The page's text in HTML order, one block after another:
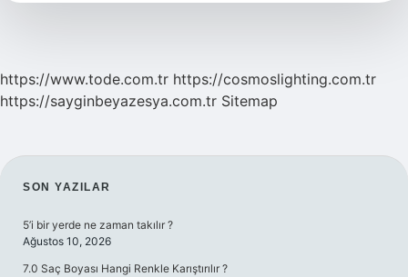
https://www.tode.com.tr https://cosmoslighting.com.tr
https://sayginbeyazesya.com.tr Sitemap
SIDEBAR
SON YAZILAR
5’i bir yerde ne zaman takılır ?
Ağustos 10, 2026
7.0 Saç Boyası Hangi Renkle Karıştırılır ?